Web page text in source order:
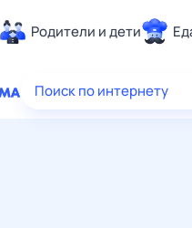
Родители и дети
Здоровье
Поиск по интернету